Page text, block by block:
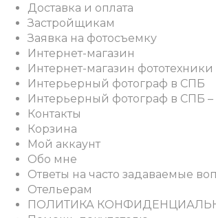
Доставка и оплата
Застройщикам
Заявка на фотосъемку
Интернет-магазин
Интернет-магазин фототехники
Интерьерный фотограф в СПБ
Интерьерный фотограф в СПБ –
Контакты
Корзина
Мой аккаунт
Обо мне
Ответы на часто задаваемые
Отельерам
ПОЛИТИКА